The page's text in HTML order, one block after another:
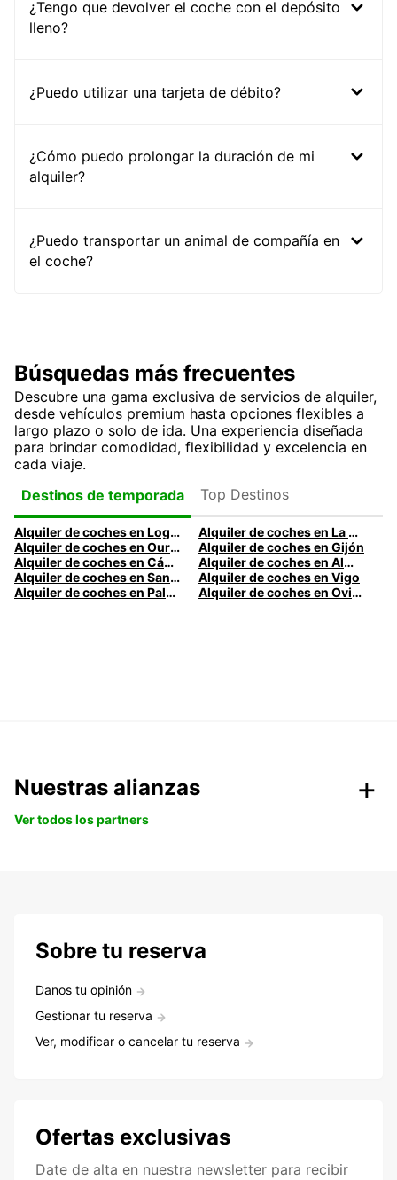
¿Tengo que devolver el coche con el depósito
lleno?
¿Puedo utilizar una tarjeta de débito?
¿Cómo puedo prolongar la duración de mi
alquiler?
¿Puedo transportar un animal de compañía en
el coche?
Búsquedas más frecuentes
Descubre una gama exclusiva de servicios de alquiler,
desde vehículos premium hasta opciones flexibles a
largo plazo o solo de ida. Una experiencia diseñada
para brindar comodidad, flexibilidad y excelencia en
cada viaje.
Destinos de temporada
Top Destinos
Alquiler de coches en Logroño
Alquiler de coches en La Coruña
Alquiler de coches en Ourense
Alquiler de coches en Gijón
Alquiler de coches en Cádiz
Alquiler de coches en Almería
Alquiler de coches en Santander
Alquiler de coches en Vigo
Alquiler de coches en Palma
Alquiler de coches en Oviedo
Nuestras alianzas
Ver todos los partners
Sobre tu reserva
Danos tu opinión
Gestionar tu reserva
Ver, modificar o cancelar tu reserva
Ofertas exclusivas
Date de alta en nuestra newsletter para recibir